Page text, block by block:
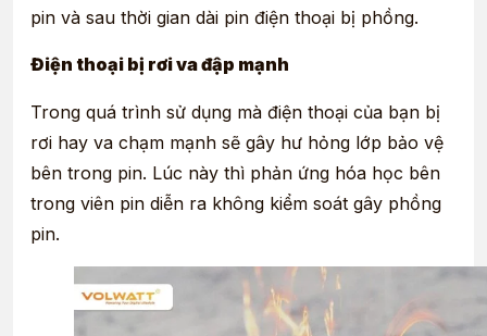
pin và sau thời gian dài pin điện thoại bị phồng.
Điện thoại bị rơi va đập mạnh
Trong quá trình sử dụng mà điện thoại của bạn bị
rơi hay va chạm mạnh sẽ gây hư hỏng lớp bảo vệ
bên trong pin. Lúc này thì phản ứng hóa học bên
trong viên pin diễn ra không kiểm soát gây phồng
pin.